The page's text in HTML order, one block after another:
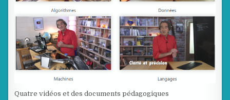
Quatre vidéos et des documents pédagogiques